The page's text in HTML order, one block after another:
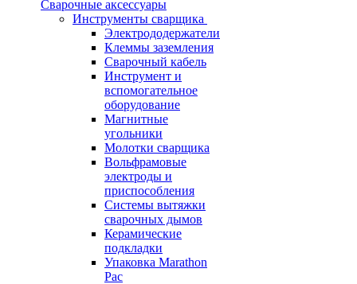
Сварочные аксессуары
Инструменты сварщика
Электрододержатели
Клеммы заземления
Сварочный кабель
Инструмент и
вспомогательное
оборудование
Магнитные
угольники
Молотки сварщика
Вольфрамовые
электроды и
приспособления
Системы вытяжки
сварочных дымов
Керамические
подкладки
Упаковка Marathon
Pac